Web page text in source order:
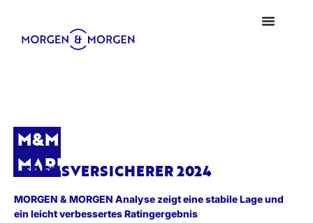
M&M
MARKTBLICK
LEBENSVERSICHERER 2024
MORGEN & MORGEN Analyse zeigt eine stabile Lage und
ein leicht verbessertes Ratingergebnis